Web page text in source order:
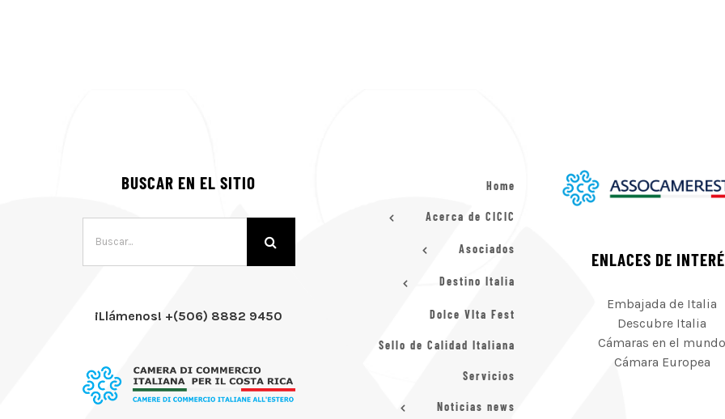
BUSCAR EN EL SITIO
¡Llámenos! +(506) 8882 9450
Home
Acerca de CICIC
Asociados
Destino Italia
Dolce VIta Fest
Sello de Calidad Italiana
Servicios
Noticias news
ENLACES DE
Embajada de Italia
Descubre Italia
Cámaras en el mundo
Cámara Europea